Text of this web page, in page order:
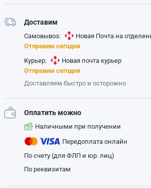
Доставим
Самовывоз:
Новая Почта на
Отправим сегодня
Курьер:
Новая почта курьер
Отправим сегодня
Доставляем быстро и осторожно
Оплатить можно
Наличными при получении
Передоплата онлайн
По счету (для ФЛП и юр. лиц)
По реквизитам